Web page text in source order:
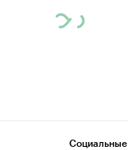
Социальные